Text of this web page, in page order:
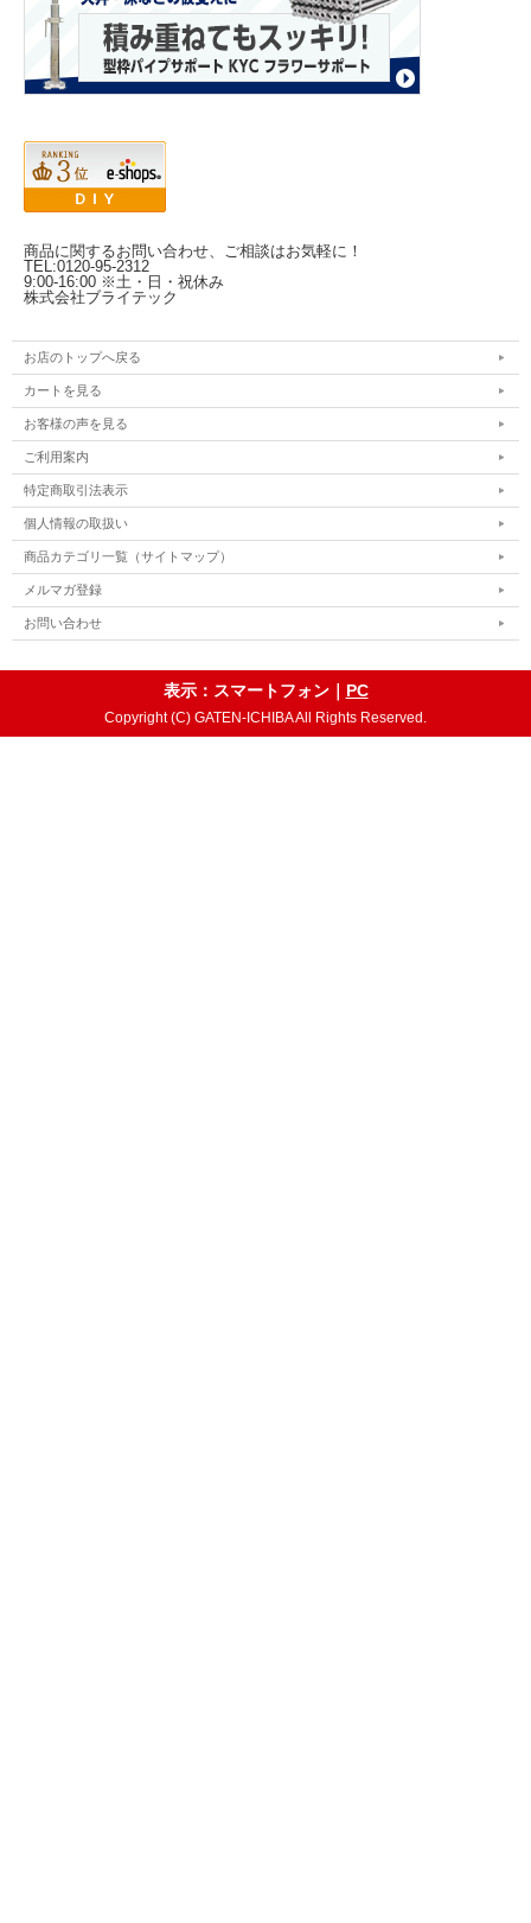
商品に関するお問い合わせ、ご相談はお気軽に！
TEL:0120-95-2312
9:00-16:00 ※土・日・祝休み
株式会社ブライテック
お店のトップへ戻る
カートを見る
お客様の声を見る
ご利用案内
特定商取引法表示
個人情報の取扱い
商品カテゴリ一覧（サイトマップ）
メルマガ登録
お問い合わせ
表示：スマートフォン｜ PC
Copyright (C) GATEN-ICHIBA All Rights Reserved.